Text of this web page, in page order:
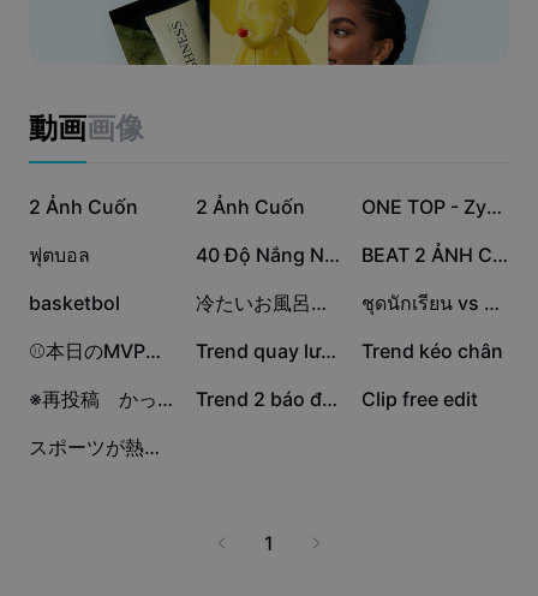
Nano Banana Pro
キャプションテンプレート
ユースケース
マーケティング
エフェクトのテンプレート
産業のテンプレート
振り返りのテンプレート
CapCutクリエイティブキャンパス
トラストセンター
ヘルプセンター
CapCutの利用規約について
Dreamina Seedance 2.0 Launch
動画画像
43.6万
2 Ảnh Cuốn 15.8万
2 Ảnh Cuốn 9.3万 ONE TOP - Zyrex Flux
1.9万
ฟุตบอล 1.8万 40 Độ Nắng Nóng 9419 BEAT 2 ẢNH CUỐN
4564
basketbol 3704 冷たいお風呂に溺れたソープ嬢 2748 ชุดนักเรียน vs ชุดบาส
2064 ⚾️本日のMVPテンプレ⚾️ 1040 Trend quay lưng khoe 811
Trend kéo chân
194 ※再投稿 かっこいい系#音ハメ 102 Trend 2 báo đen 22
Clip free edit
0 スポーツが熱いぜ！
1